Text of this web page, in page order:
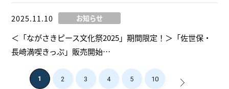
2025.11.10 お知らせ
＜「ながさきピース文化祭2025」期間限定！＞「佐世保・
長崎満喫きっぷ」販売開始…
1 2 3 4 5 10 >